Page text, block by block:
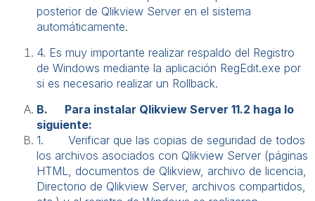
posterior de Qlikview Server en el sistema
automáticamente.
4. Es muy importante realizar respaldo del Registro
de Windows mediante la aplicación RegEdit.exe por
si es necesario realizar un Rollback.
B. Para instalar Qlikview Server 11.2 haga lo
siguiente:
1. Verificar que las copias de seguridad de todos
los archivos asociados con Qlikview Server (páginas
HTML, documentos de Qlikview, archivo de licencia,
Directorio de Qlikview Server, archivos compartidos,